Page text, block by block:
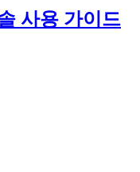
사용 가이드